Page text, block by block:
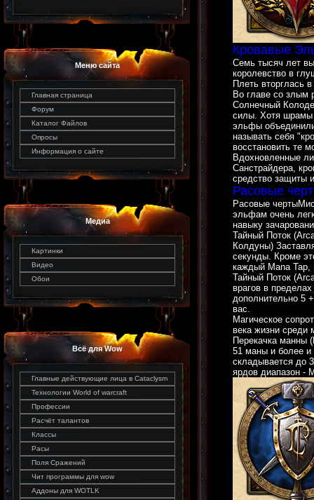
Меню сайта
Главная страница
Форум
Каталог Файлов
Опросы
Информация о сайте
Медиа
Картинки
Видео
Обои
Всё для Wow
Главные действующие лица в Cataclysm
Технологии World of warcraft
Профессии
Расчёт талантов
Классы
Расы
Поля Сражений
Чит программы для wow
Аддоны для WOTLK
Кровавые
Семь тысяч лет
королевство в
Плеть вторглась
Во главе со злым
Солнечный
силы. Хотя шрамы
эльфы
называть себя
восстановить те
Вдохновленные
Санстрайдера,
средство защиты
Расовые
Расовые
эльфам очень
навыку
Тайный Поток
Колдуны)
секунды. Кроме
каждый Mana Tap,
Тайный Поток
врагов в
дополнительно 5
вас.
Магическое
века жизни среди
Перекачка манны
51 маны и более и
складывается до
ярдов диапазон -